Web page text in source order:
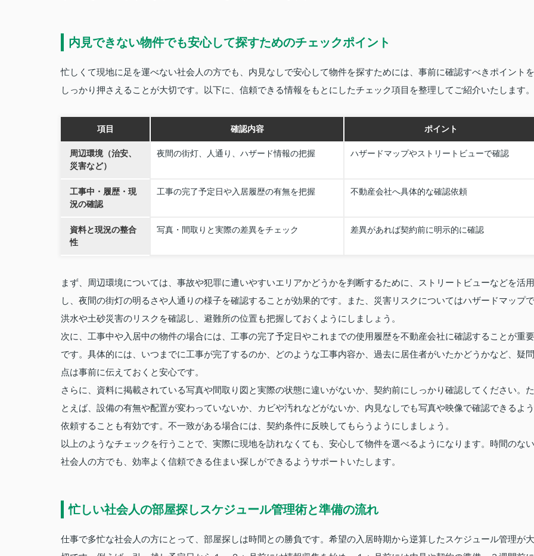
内見できない物件でも安心して探すためのチェックポイント
忙しくて現地に足を運べない社会人の方でも、内見なしで安心して物件を探すためには、事前に確認すべきポイントを
しっかり押さえることが大切です。以下に、信頼できる情報をもとにしたチェック項目を整理してご紹介いたします。
項目 確認内容 ポイント
周辺環境（治安、
災害など）
夜間の街灯、人通り、ハザード情報の把握 ハザードマップやストリートビューで確認
工事中・履歴・現
況の確認
工事の完了予定日や入居履歴の有無を把握 不動産会社へ具体的な確認依頼
資料と現況の整合
性
写真・間取りと実際の差異をチェック 差異があれば契約前に明示的に確認
まず、周辺環境については、事故や犯罪に遭いやすいエリアかどうかを判断するために、ストリートビューなどを活用
し、夜間の街灯の明るさや人通りの様子を確認することが効果的です。また、災害リスクについてはハザードマップで
洪水や土砂災害のリスクを確認し、避難所の位置も把握しておくようにしましょう。
次に、工事中や入居中の物件の場合には、工事の完了予定日やこれまでの使用履歴を不動産会社に確認することが重要
です。具体的には、いつまでに工事が完了するのか、どのような工事内容か、過去に居住者がいたかどうかなど、疑問
点は事前に伝えておくと安心です。
さらに、資料に掲載されている写真や間取り図と実際の状態に違いがないか、契約前にしっかり確認してください。た
とえば、設備の有無や配置が変わっていないか、カビや汚れなどがないか、内見なしでも写真や映像で確認できるよう
依頼することも有効です。不一致がある場合には、契約条件に反映してもらうようにしましょう。
以上のようなチェックを行うことで、実際に現地を訪れなくても、安心して物件を選べるようになります。時間のない
社会人の方でも、効率よく信頼できる住まい探しができるようサポートいたします。
忙しい社会人の部屋探しスケジュール管理術と準備の流れ
仕事で多忙な社会人の方にとって、部屋探しは時間との勝負です。希望の入居時期から逆算したスケジュール管理が大